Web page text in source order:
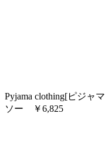
Pyjama clothing[ピジャ
ソー ￥6,825